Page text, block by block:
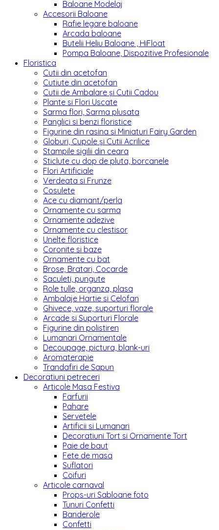
Baloane Modelaj
Accesorii Baloane
Rafie legare baloane
Arcada baloane
Butelii Heliu Baloane , HiFloat
Pompa Baloane, Dispozitive Profesionale
Floristica
Cutii din acetofan
Cutiute din acetofan
Cutii de Ambalare și Cutii Cadou
Plante si Flori Uscate
Sarma flori, Sarma plusata
Panglici si benzi floristice
Figurine din rasina si Miniaturi Fairy Garden
Globuri, Cupole și Cutii Acrilice
Stampile sigilii din ceara
Sticlute cu dop de pluta, borcanele
Flori Artificiale
Verdeata si Frunze
Cosulete
Ace cu diamant/perla
Ornamente cu sarma
Ornamente adezive
Ornamente cu clestisor
Unelte floristice
Coronite si baze
Ornamente cu bat
Brose, Bratari, Cocarde
Saculeti, pungute
Role tulle, organza, plasa
Ambalaje Hartie si Celofan
Ghivece, vaze, suporturi florale
Arcade si Suporturi Florale
Figurine din polistiren
Lumanari Ornamentale
Decoupage, pictura, blank-uri
Aromaterapie
Trandafiri de Sapun
Decoratiuni petreceri
Articole Masa Festiva
Farfurii
Pahare
Servetele
Artificii si Lumanari
Decoratiuni Tort si Ornamente Tort
Paie de baut
Fete de masa
Suflatori
Coifuri
Articole carnaval
Props-uri Sabloane foto
Tunuri Confetti
Banderole
Confetti